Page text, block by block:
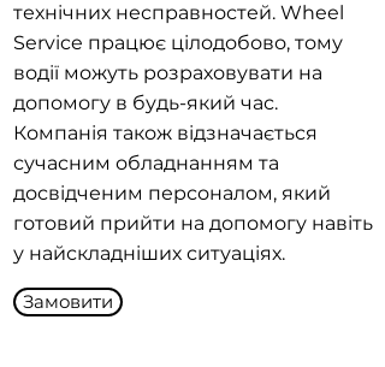
технічних несправностей. Wheel
Service працює цілодобово, тому
водії можуть розраховувати на
допомогу в будь-який час.
Компанія також відзначається
сучасним обладнанням та
досвідченим персоналом, який
готовий прийти на допомогу навіть
у найскладніших ситуаціях.
Замовити